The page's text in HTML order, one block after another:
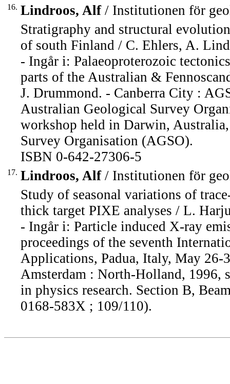
16. Lindroos, Alf/ Institutionen för
Stratigraphy and structural
of south Finland / C. Ehlers, A.
- Ingår i: Palaeoproterozoic
parts of the Australian &
J. Drummond. - Canberra City :
Australian Geological Survey
workshop held in Darwin,
Survey Organisation (AGSO).
ISBN 0-642-27306-5
17. Lindroos, Alf/ Institutionen för
Study of seasonal variations of
thick target PIXE analyses / L.
- Ingår i: Particle induced X-ray
proceedings of the seventh
Applications, Padua, Italy, May
Amsterdam : North-Holland, 1996,
in physics research. Section B,
0168-583X ; 109/110).